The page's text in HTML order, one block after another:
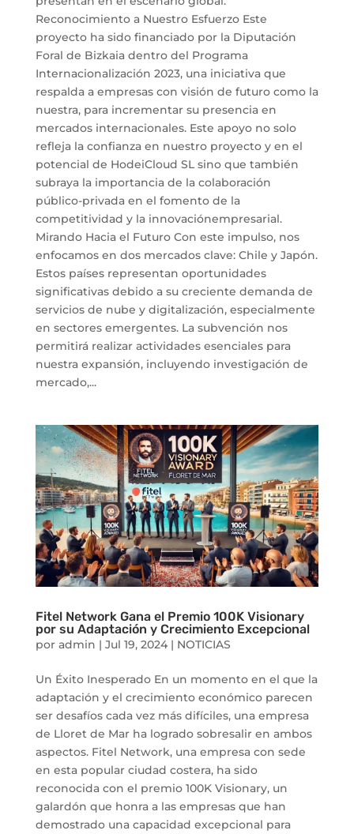
Reconocimiento a Nuestro Esfuerzo Este
proyecto ha sido financiado por la Diputación
Foral de Bizkaia dentro del Programa
Internacionalización 2023, una iniciativa que
respalda a empresas con visión de futuro como la
nuestra, para incrementar su presencia en
mercados internacionales. Este apoyo no solo
refleja la confianza en nuestro proyecto y en el
potencial de HodeiCloud SL sino que también
subraya la importancia de la colaboración
público-privada en el fomento de la
competitividad y la innovaciónempresarial.
Mirando Hacia el Futuro Con este impulso, nos
enfocamos en dos mercados clave: Chile y Japón.
Estos países representan oportunidades
significativas debido a su creciente demanda de
servicios de nube y digitalización, especialmente
en sectores emergentes. La subvención nos
permitirá realizar actividades esenciales para
nuestra expansión, incluyendo investigación de
mercado,...
Fitel Network Gana el Premio 100K Visionary
por su Adaptación y Crecimiento Excepcional
por admin | Jul 19, 2024| NOTICIAS
Un Éxito Inesperado En un momento en el que la
adaptación y el crecimiento económico parecen
ser desafíos cada vez más difíciles, una empresa
de Lloret de Mar ha logrado sobresalir en ambos
aspectos. Fitel Network, una empresa con sede
en esta popular ciudad costera, ha sido
reconocida con el premio 100K Visionary, un
galardón que honra a las empresas que han
demostrado una capacidad excepcional para